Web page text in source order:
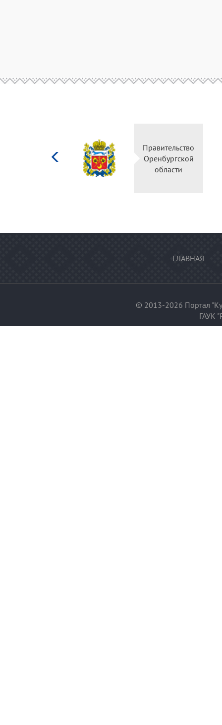
Правительство
Оренбургской
области
ГЛАВНАЯ
© 2013-2026 Портал
ГАУК